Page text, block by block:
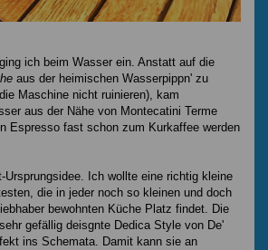
ich beim Wasser ein. Anstatt auf die
aus der heimischen Wasserpippn' zu
Maschine nicht ruinieren), kam
aus der Nähe von Montecatini Terme
Espresso fast schon zum Kurkaffee werden
Ursprungsidee. Ich wollte eine richtig kleine
die in jeder noch so kleinen und doch
bewohnten Küche Platz findet. Die
gefällig deisgnte Dedica Style von De'
ins Schemata. Damit kann sie an